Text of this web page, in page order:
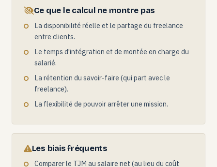
Ce que le calcul ne montre pas
La disponibilité réelle et le partage du freelance
entre clients.
Le temps d'intégration et de montée en charge du
salarié.
La rétention du savoir-faire (qui part avec le
freelance).
La flexibilité de pouvoir arrêter une mission.
Les biais fréquents
Comparer le TJM au salaire net (au lieu du coût